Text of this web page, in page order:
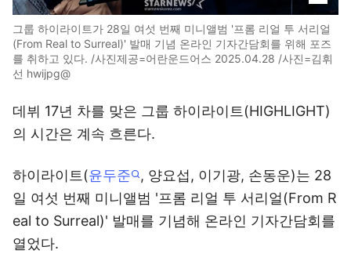
그룹 하이라이트가 28일 여섯 번째 미니앨범 '프롬 리얼 투 서리얼
(From Real to Surreal)' 발매 기념 온라인 기자간담회를 위해 포즈
를 취하고 있다. /사진제공=어란운드어스 2025.04.28 /사진=김휘
선 hwijpg@
데뷔 17년 차를 맞은 그룹 하이라이트(HIGHLIGHT)
의 시간은 계속 흐른다.
하이라이트(윤두준
, 양요섭, 이기광, 손동운)는 28
일 여섯 번째 미니앨범 '프롬 리얼 투 서리얼(From R
eal to Surreal)' 발매를 기념해 온라인 기자간담회를
열었다.